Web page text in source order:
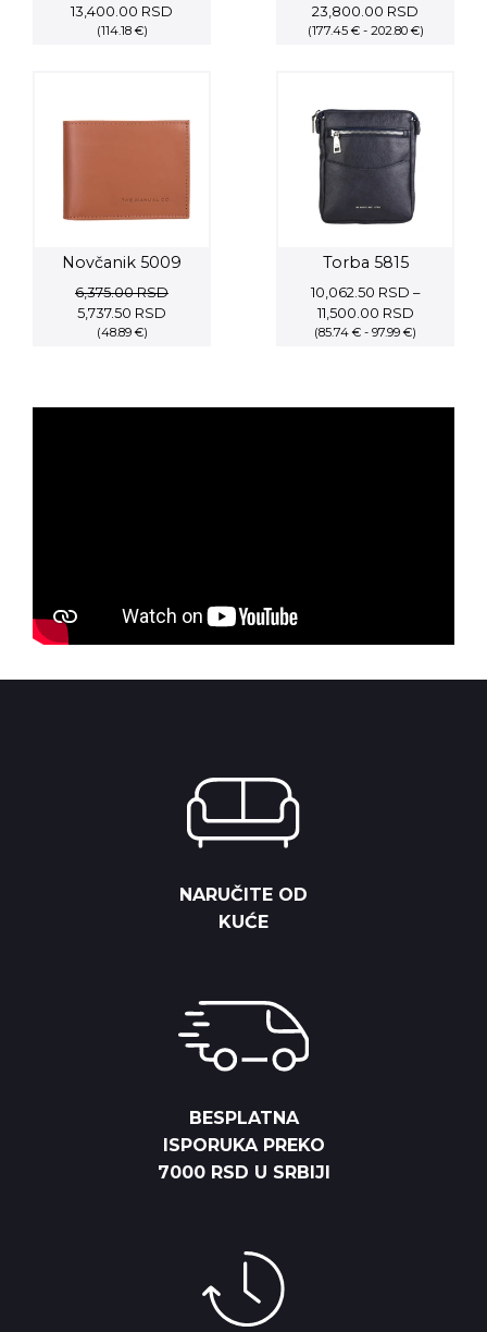
Original
price
13,400.00 RSD
(114.18 €)
23,800.00 RSD
range:
(177.45 € - 202.80 €)
Novčanik 5009
6,375.00RSD
Original
price
5,737.50 RSD
(48.89 €)
Torba 5815
10,062.50 RSD –
11,500.00 RSDPrice
range:
(85.74 € - 97.99 €)
NARUČITE OD
KUĆE
BESPLATNA
ISPORUKA PREKO
7000 RSD U SRBIJI